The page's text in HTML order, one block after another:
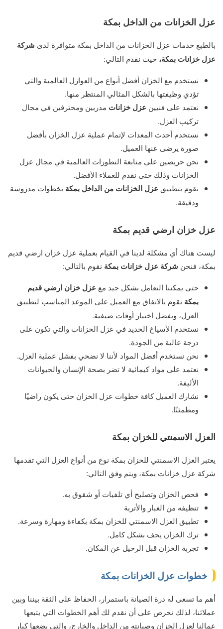
عزل الخزانات من الداخل بمكة
بالطبع خدمات عزل الخزانات من الداخل بمكة متوافرة لدى شركة
عزل خزانات بمكة، حيث نقدم التالي:
نستخدم مع الخزان أفضل أنواع من العوازل العالمية والتي
تؤدي وظيفتها بالشكل المثالي المنتظر منها.
نعتمد على فنيين عزل خزانات مدربين ومحترفين في مجال
تركيب العزل.
نستخدم أحدث المعدات لإتمام عملية عزل الخزان بأفضل
صورة يرضى عنها العميل.
نحن حريصين على متابعة التطورات العالمية في مجال عزل
الخزانات وذلك حتى نقدم للعملاء الأفضل.
نقوم بتطبيق عزل الخزانات من الداخل بمكة بخطوات مدروسة
ودقيقة.
عزل خزان ارضي قديم بمكة
ليست هناك أي مشكلة لدينا في القيام بعملية عزل خزان ارضي قديم
بمكة، فنحن شركة عزل خزانات بمكة نقوم بالتالي:
حتى يمكننا التعامل بشكل جيد مع عزل خزان ارضي قديم
بمكة نقوم بالاتفاق مع العميل على الموعد المناسب لتطبيق
العزل، ويفضل اختيار أوقات صيفية.
نستخدم الأسياخ الحديد في عزل الخزانات والتي تكون على
درجة عالية من الجودة.
نحن نستخدم أفضل المواد لأننا لا نضحي بفشل عملية العزل.
نعتمد على مواد كيمائية لا تضر بصحة الإنسان والحيوانات
الأليفة.
نشارك العميل كافة خطوات عزل الخزان حتى يكون راضيًا
ومطمئنًا.
العزل الاسمنتي للخزان بمكة
يعتبر العزل الاسمنتي للخزان بمكة نوع من أنواع العزل التي تقدمها
شركة عزل خزانات بمكة، ويتم وفق التالي:
فحص الخزان وتصليح أي تلفيات أو شقوق به.
تنظيفه من الغبار والأتربة
تطبيق العزل الاسمنتي للخزان بمكة بكفاءة ومهارة وسرعة.
ترك الخزان يجف بشكل كامل.
تجربة الخزان قبل الرحيل عن المكان.
خطوات عزل الخزانات بمكة
أهم ما تسعى له درة الصيانة باستمرار، الحفاظ على الثقة بيننا وبين
عملائنا، لذلك نحرص على أن نقدم لك أهم الخطوات التي يتبعها
عمالنا لعزل الخزان وصيانته من الداخل والخارج، والتي يضعها كبار